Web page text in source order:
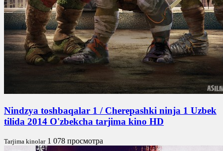
Nindzya toshbaqalar 1 / Cherepashki ninja 1 Uzbek
tilida 2014 O'zbekcha tarjima kino HD
Tarjima kinolar 1 078 просмотра